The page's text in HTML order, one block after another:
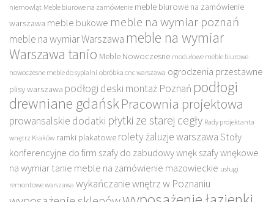
niemowląt Meble biurowe na zamówienie meble biurowe na zamówienie
warszawa meble bukowe meble na wymiar poznań
meble na wymiar Warszawa meble na wymiar
Warszawa tanio Meble Nowoczesne modułowe meble biurowe
nowoczesne meble do sypialni obróbka cnc warszawa ogrodzenia przestawne
plisy warszawa podłogi deski montaż Poznań podłogi
drewniane gdańskPracownia projektowa
prowansalskie dodatki płytki ze starej cegły Rady projektanta
wnętrz Kraków ramki plakatowe rolety żaluzje warszawa Stoły
konferencyjne do firm szafy do zabudowy wnęk szafy wnękowe
na wymiar tanie meble na zamówienie mazowieckie usługi
remontowe warszawa wykańczanie wnętrz w Poznaniu